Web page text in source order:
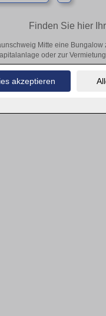
akzeptieren
Finden Sie hier
Mitte eine
oder zur
passenden Objekte